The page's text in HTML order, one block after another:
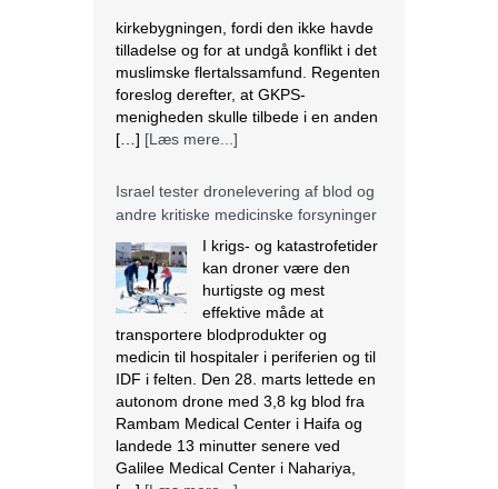
Israel tester dronelevering af blod og
andre kritiske medicinske forsyninger
I krigs- og katastrofetider
kan droner være den
hurtigste og mest
effektive måde at
medicin til hospitaler i periferien og til
IDF i felten. Den 28. marts lettede en
autonom drone med 3,8 kg blod fra
Rambam Medical Center i Haifa og
landede 13 minutter senere ved
Galilee Medical Center i Nahariya,
[Læs mere...]
Den nigerianske regering ser væk,
mens landbrug fortsætter med at
blive ødelagt
Massiv ødelæggelse af landbrug er
blevet det nye normal i mange